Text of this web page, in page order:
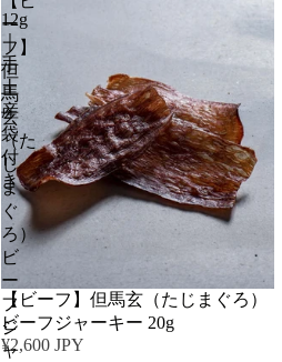
12g
｜
手
土
産
袋
付
き
ー
フ】
但
馬
玄
（た
じ
ま
ぐ
ろ）
ビ
ー
フ
ジ
ャ
【ビーフ】但馬玄（たじまぐろ）
ビーフジャーキー 20g
¥2,600 JPY